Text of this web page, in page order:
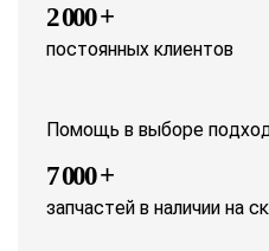
2 000 +
постоянных клиентов
Помощь в выборе
7 000 +
запчастей в наличии на